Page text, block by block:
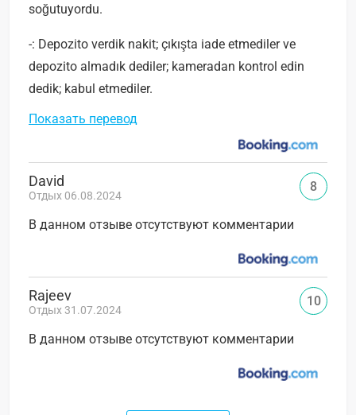
soğutuyordu.
-: Depozito verdik nakit; çıkışta iade etmediler ve
depozito almadık dediler; kameradan kontrol edin
dedik; kabul etmediler.
Показать перевод
David
Отдых 06.08.2024
В данном отзыве отсутствуют комментарии
8
Rajeev
Отдых 31.07.2024
В данном отзыве отсутствуют комментарии
10